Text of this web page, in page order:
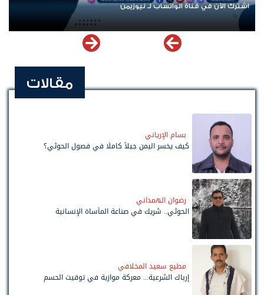
اشترك الآن في قناة الواتساب لـ نيوزيمن
مقالات
بسام الإرياني
كيف يخسر اليمن جيلاً كاملًا في فصول الحوثي؟
رضوان الهمداني
الحوثي.. شريك في صناعة المأساة الإنسانية
مطيع سعيد المخلافي
إرباك الشرعية... معركة موازية في توقيت الحسم